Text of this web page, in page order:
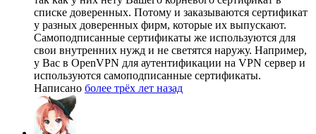
списке доверенных. Потому и заказываются сертификат
у разных доверенных фирм, которые их выпускают.
Самоподписанные сертификаты же используются для
свои внутренних нужд и не светятся наружу. Например,
у Вас в OpenVPN для аутентификации на VPN сервер и
используются самоподписанные сертификаты.
Написано более трёх лет назад